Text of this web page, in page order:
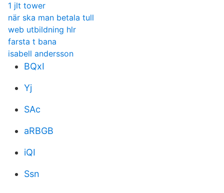
1 jlt tower
när ska man betala tull
web utbildning hlr
farsta t bana
isabell andersson
BQxI
Yj
SAc
aRBGB
iQI
Ssn